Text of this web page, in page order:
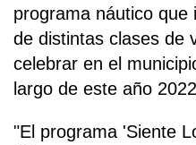
programa náutico que
de distintas clases de
celebrar en el
largo de este año
"El programa 'Siente